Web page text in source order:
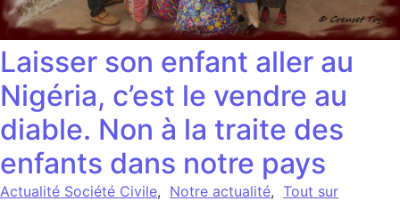
Laisser son enfant aller au
Nigéria, c’est le vendre au
diable. Non à la traite des
enfants dans notre pays
Actualité Société Civile, Notre actualité, Tout sur